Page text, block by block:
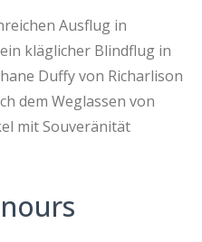
Ausflug in
kläglicher Blindflug in
Duffy von Richarlison
dem Weglassen von
mit Souveränität